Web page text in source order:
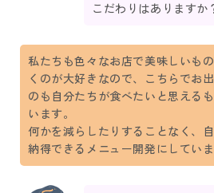
こだわりはありますか
私たちも色々なお店で美味しいも
くのが大好きなので、こちらでお
のも自分たちが食べたいと思える
います。
何かを減らしたりすることなく、
納得できるメニュー開発にしていま